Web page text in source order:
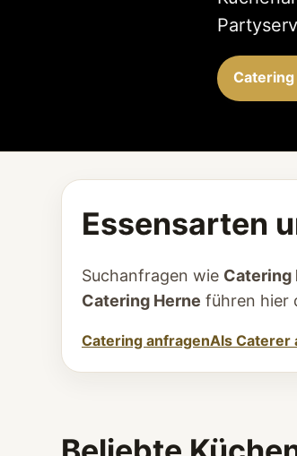
Essensarten
Suchanfragen wie Catering
Catering Herne führen hier
Catering anfragenAls Caterer